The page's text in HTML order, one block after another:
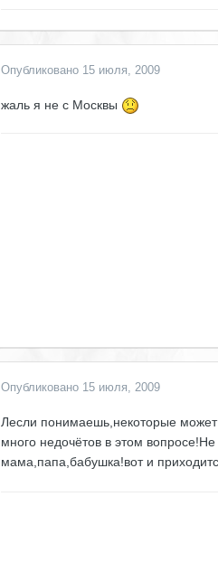
Опубликовано 15 июля, 2009
жаль я не с Москвы
Опубликовано 15 июля, 2009
Лесли понимаешь,некоторые
много недочётов в этом
мама,папа,бабушка!вот и